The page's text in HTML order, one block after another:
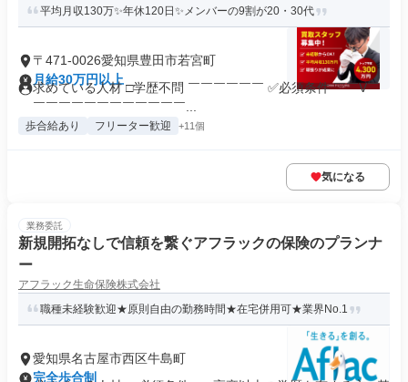
平均月収130万✨年休120日✨メンバーの9割が20・30代
〒471-0026愛知県豊田市若宮町
月給30万円以上
求めている人材 □学歴不問 ￣￣￣￣￣￣ ✅必須条件 ￣￣V￣
￣￣￣￣￣￣￣￣￣￣￣￣...
歩合給あり フリーター歓迎 +11個
気になる
業務委託
新規開拓なしで信頼を繋ぐアフラックの保険のプランナ
ー
アフラック生命保険株式会社
職種未経験歓迎★原則自由の勤務時間★在宅併用可★業界No.1
愛知県名古屋市西区牛島町
完全歩合制